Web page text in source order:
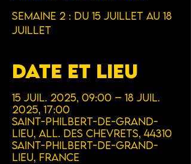
Semaine 2 : Du 15 Juillet au 18
Juillet
Date et lieu
15 juil. 2025, 09:00 – 18 juil.
2025, 17:00
Saint-Philbert-de-Grand-
Lieu, All. des Chevrets, 44310
Saint-Philbert-de-Grand-
Lieu, France